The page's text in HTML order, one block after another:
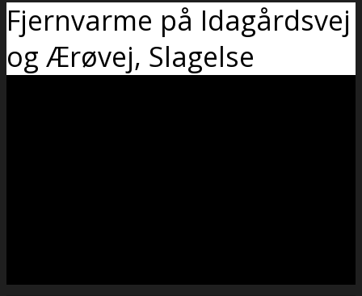
Fjernvarme på Idagårdsvej
og Ærøvej, Slagelse